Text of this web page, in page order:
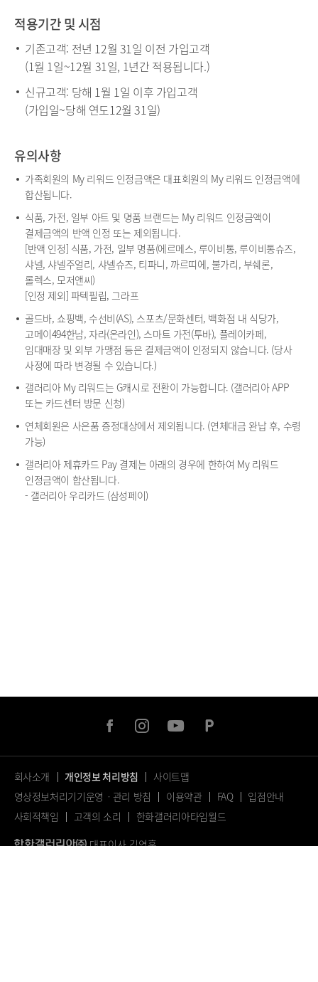
안
내
적용기간 및 시점
기존고객: 전년 12월 31일 이전 가입고객
(1월 1일~12월 31일, 1년간 적용됩니다.)
신규고객: 당해 1월 1일 이후 가입고객
(가입일~당해 연도12월 31일)
유의사항
가족회원의 My 리워드 인정금액은 대표회원의 My 리워드 인정금액에
합산됩니다.
식품, 가전, 일부 아트 및 명품 브랜드는 My 리워드 인정금액이
결제금액의 반액 인정 또는 제외됩니다.
[반액 인정] 식품, 가전, 일부 명품(에르메스, 루이비통, 루이비통슈즈,
샤넬, 샤넬주얼리, 샤넬슈즈, 티파니, 까르띠에, 불가리, 부쉐론,
롤렉스, 모저앤씨)
[인정 제외] 파텍필립, 그라프
골드바, 쇼핑백, 수선비(AS), 스포츠/문화센터, 백화점 내 식당가,
고메이494한남, 자라(온라인), 스마트 가전(투바), 플레이카페,
임대매장 및 외부 가맹점 등은 결제금액이 인정되지 않습니다. (당사
사정에 따라 변경될 수 있습니다.)
갤러리아 My 리워드는 G캐시로 전환이 가능합니다. (갤러리아 APP
또는 카드센터 방문 신청)
연체회원은 사은품 증정대상에서 제외됩니다. (연체대금 완납 후, 수령
가능)
갤러리아 제휴카드 Pay 결제는 아래의 경우에 한하여 My 리워드
인정금액이 합산됩니다.
- 갤러리아 우리카드 (삼성페이)
facebookinstagramyoutube
회사소개 개인정보 처리방침
사이트맵
영상정보처리기기운영ㆍ관리 방침
이용약관 FAQ
입점안내
사회적책임
고객의 소리
한화갤러리아타임월드
대표이사 김영훈